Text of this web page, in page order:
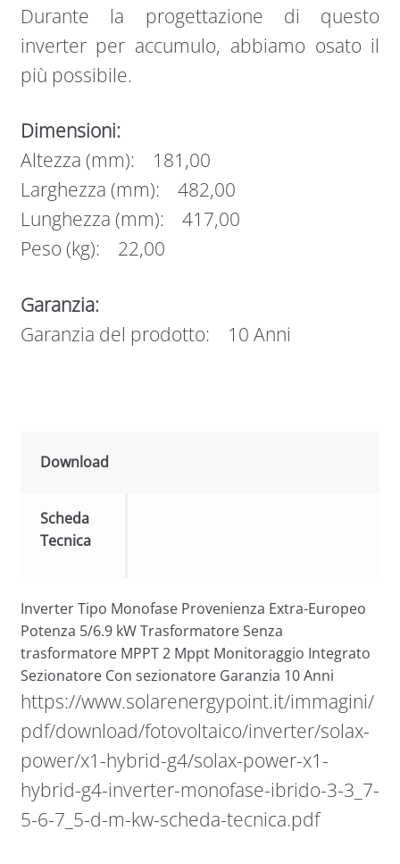
Durante la progettazione di questo
inverter per accumulo, abbiamo osato il
più possibile.
Dimensioni:
Altezza (mm): 181,00
Larghezza (mm): 482,00
Lunghezza (mm): 417,00
Peso (kg): 22,00
Garanzia:
Garanzia del prodotto: 10 Anni
Download
Scheda
Tecnica
Inverter Tipo Monofase Provenienza Extra-Europeo
Potenza 5/6.9 kW Trasformatore Senza
trasformatore MPPT 2 Mppt Monitoraggio Integrato
Sezionatore Con sezionatore Garanzia 10 Anni
https://www.solarenergypoint.it/immagini/
pdf/download/fotovoltaico/inverter/solax-
power/x1-hybrid-g4/solax-power-x1-
hybrid-g4-inverter-monofase-ibrido-3-3_7-
5-6-7_5-d-m-kw-scheda-tecnica.pdf